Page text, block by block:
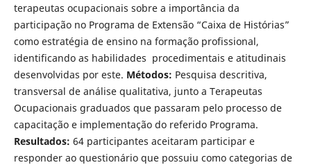
terapeutas ocupacionais sobre a importância da
participação no Programa de Extensão “Caixa de Histórias”
como estratégia de ensino na formação profissional,
identificando as habilidades procedimentais e atitudinais
desenvolvidas por este. Métodos: Pesquisa descritiva,
transversal de análise qualitativa, junto a Terapeutas
Ocupacionais graduados que passaram pelo processo de
capacitação e implementação do referido Programa.
Resultados: 64 participantes aceitaram participar e
responder ao questionário que possuiu como categorias de